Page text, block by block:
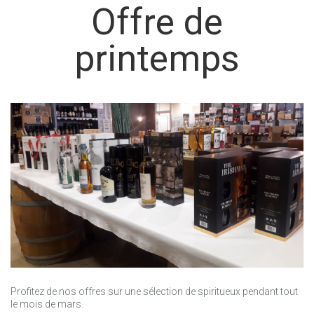
Offre de
printemps
Profitez de nos offres sur une sélection de spiritueux pendant tout
le mois de mars.